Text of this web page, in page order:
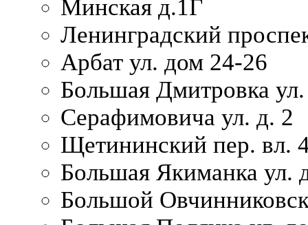
Минская д.1Г
Ленинградский
Арбат ул. дом 24-26
Большая Дмитровка
Серафимовича ул. д. 2
Щетининский пер. вл.
Большая Якиманка ул.
Большой